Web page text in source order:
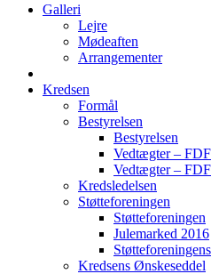
Galleri
Lejre
Mødeaften
Arrangementer
Kredsen
Formål
Bestyrelsen
Bestyrelsen
Vedtægter –
Vedtægter – FDF
Kredsledelsen
Støtteforeningen
Støtteforeningen
Julemarked 2016
Kredsens Ønskeseddel